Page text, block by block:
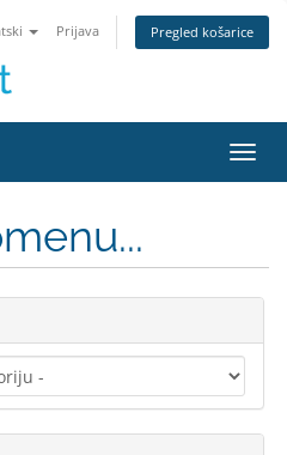
Prijava Pregled košarice